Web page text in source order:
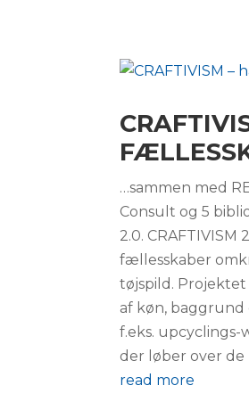
…sammen med
Consult og 5
2.0.
fællesskaber
tøjspild.
af køn, baggrund
f.eks. upcyclings-
der løber over de
read more